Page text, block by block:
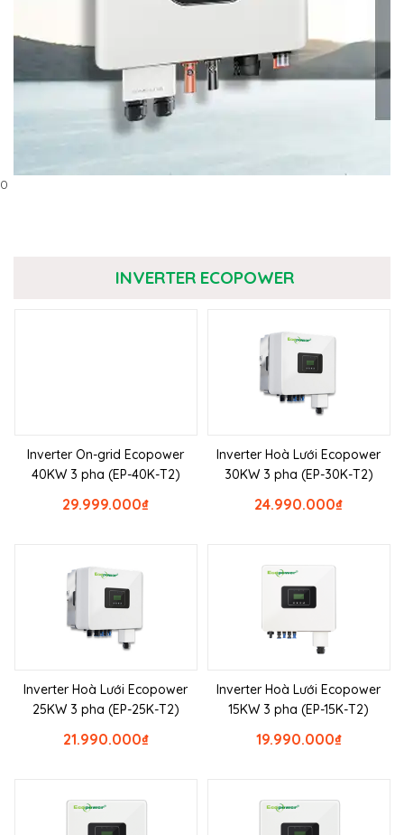
0
INVERTER ECOPOWER
Inverter On-grid Ecopower
40KW 3 pha (EP-40K-T2)
₫
29.999.000
Inverter Hoà Lưới Ecopower
30KW 3 pha (EP-30K-T2)
₫
24.990.000
Inverter Hoà Lưới Ecopower
25KW 3 pha (EP-25K-T2)
₫
21.990.000
Inverter Hoà Lưới Ecopower
15KW 3 pha (EP-15K-T2)
₫
19.990.000